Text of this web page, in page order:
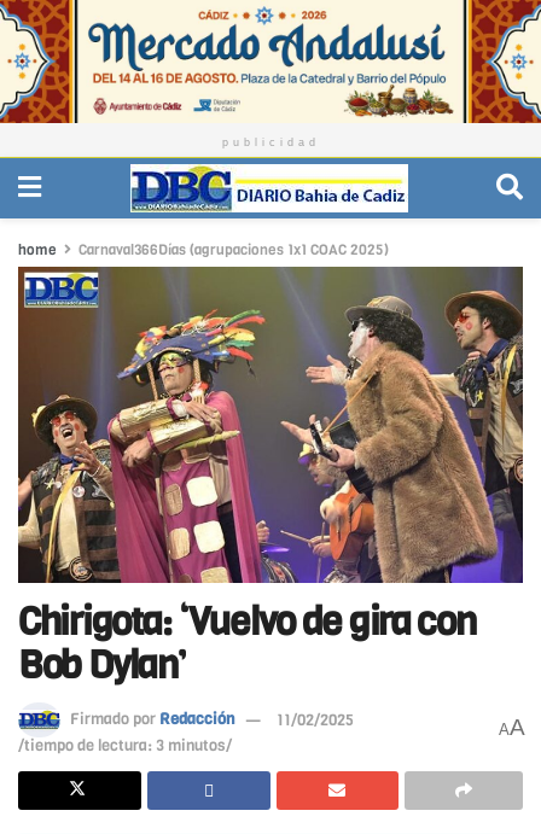
publicidad
home Carnaval366Días (agrupaciones 1x1 COAC 2025)
Chirigota: ‘Vuelvo de gira con
Bob Dylan’
Firmado por Redacción
11/02/2025
/tiempo de lectura: 3 minutos/
AA